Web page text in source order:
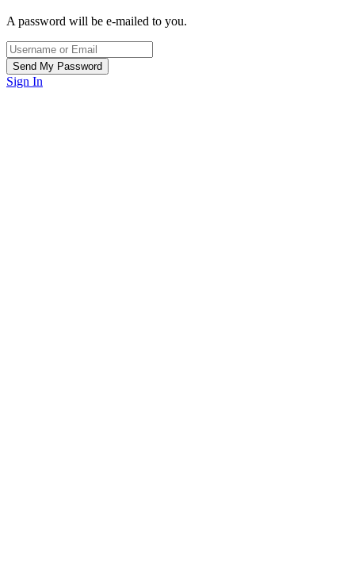
A password will be e-mailed to you.
Sign In